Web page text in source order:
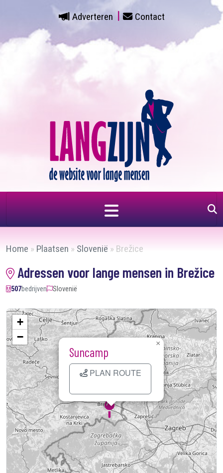
Adverteren Contact
Home » Plaatsen » Slovenië » Brežice
Adressen voor lange mensen in Brežice
507bedrijven Slovenië
Kaart laden...
Suncamp
PLAN ROUTE
×
+
−